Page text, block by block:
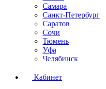
Самара
Санкт-Петербург
Саратов
Сочи
Тюмень
Уфа
Челябинск
Кабинет